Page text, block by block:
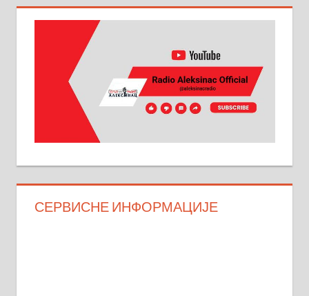
СЕРВИСНЕ ИНФОРМАЦИЈЕ